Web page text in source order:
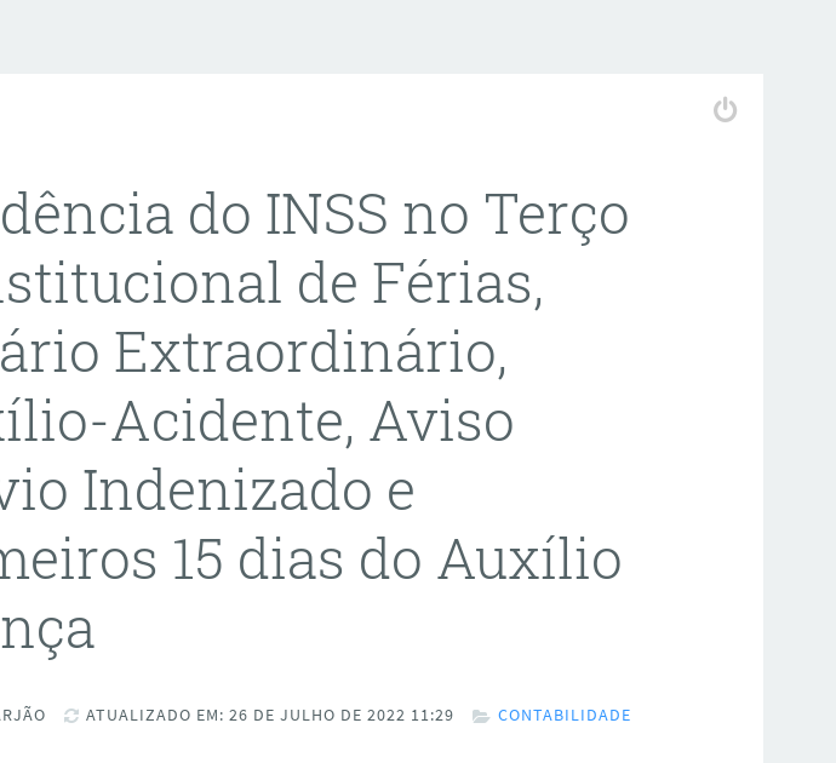
do INSS no Terço
de Férias,
Extraordinário,
Acidente, Aviso
Indenizado e
15 dias do Auxílio
ATUALIZADO EM: 26 DE JULHO DE 2022 11:29 CONTABILIDADE